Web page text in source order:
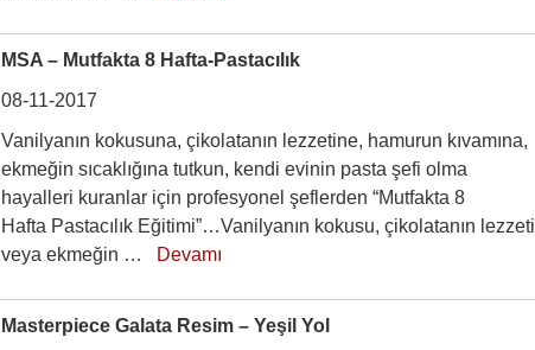
MSA – Mutfakta 8 Hafta-Pastacılık
08-11-2017
Vanilyanın kokusuna, çikolatanın lezzetine, hamurun kıvamına,
ekmeğin sıcaklığına tutkun, kendi evinin pasta şefi olma
hayalleri kuranlar için profesyonel şeflerden “Mutfakta 8
Hafta Pastacılık Eğitimi”…Vanilyanın kokusu, çikolatanın lezzeti
veya ekmeğin …
Devamı
Masterpiece Galata Resim – Yeşil Yol